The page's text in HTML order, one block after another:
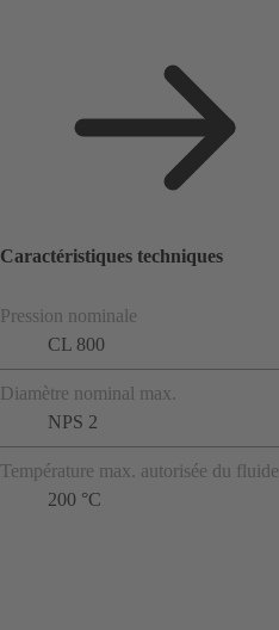
Caractéristiques techniques
Pression nominale
CL 800
Diamètre nominal max.
NPS 2
Température max. autorisée du fluide
200 °C